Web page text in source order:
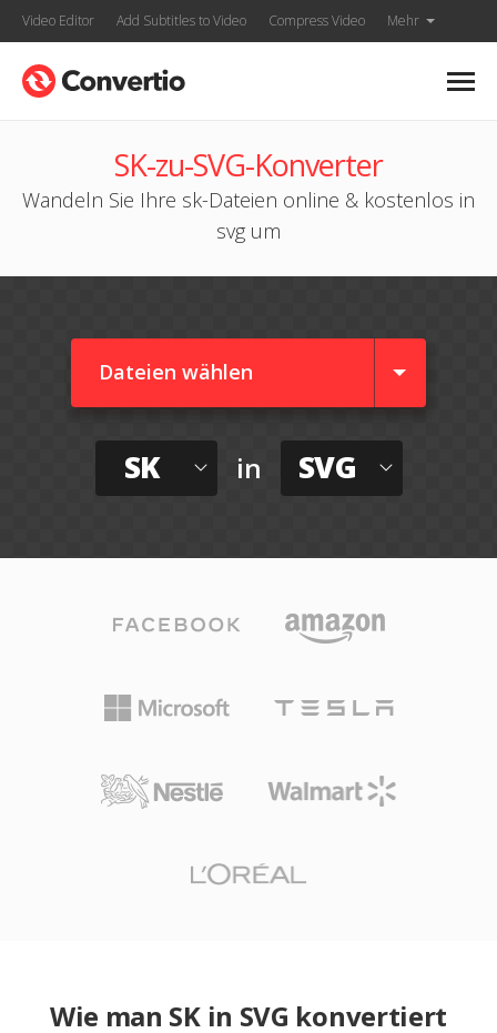
Video Editor Add Subtitles to Video Compress Video Mehr
SK-zu-SVG-Konverter
Wandeln Sie Ihre sk-Dateien online & kostenlos in
svg um
Dateien wählen
SK in SVG
Wie man SK in SVG konvertiert